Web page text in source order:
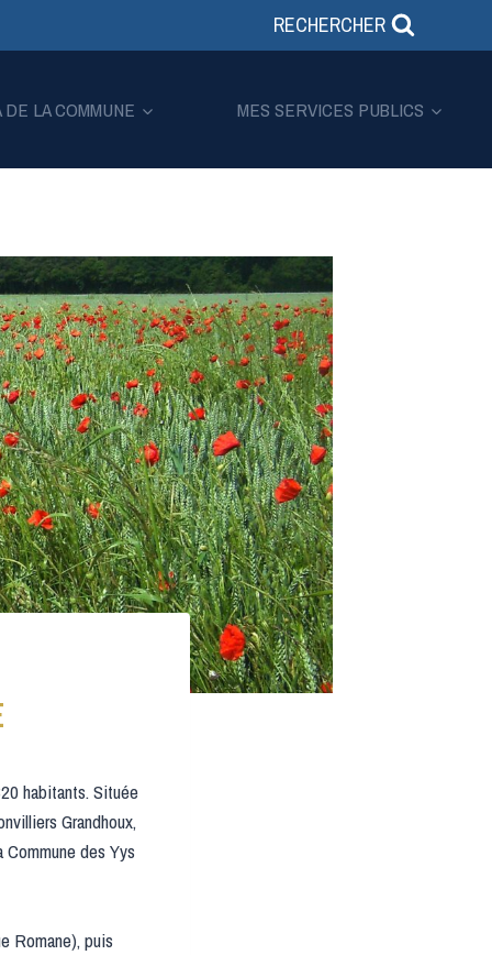
RECHERCHER
DE LA COMMUNE MES SERVICES PUBLICS
habitants. Située
Grandhoux,
des Yys
Romane), puis